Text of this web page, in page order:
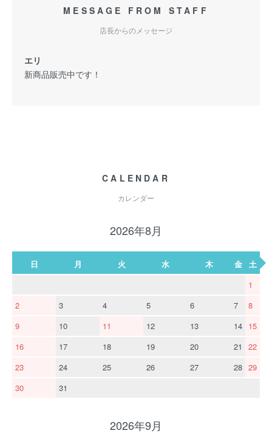
MESSAGE FROM STAFF
店長からのメッセージ
エリ
新商品販売中です！
CALENDAR
カレンダー
2026年8月
日 月 火 水 木 金
土
1
2
3 4 5 6 7
8
9
10 11 12 13 14 15
16
17 18 19 20 21
22
23
24 25 26 27 28 29
30
31
2026年9月